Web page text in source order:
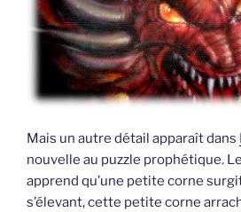
Mais un autre détail apparaît dans
nouvelle au puzzle prophétique. Le
apprend qu’une petite corne
s’élevant, cette petite corne